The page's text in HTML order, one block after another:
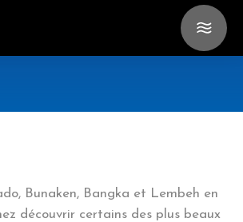
Bunaken, Bangka et Lembeh en
découvrir certains des plus beaux